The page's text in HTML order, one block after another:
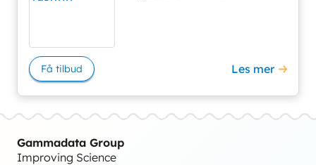
Få tilbud Les mer
Gammadata Group
Improving Science